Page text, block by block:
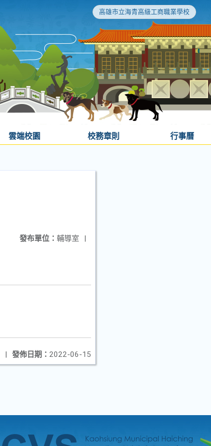
高雄市立海青高級工商職業學校
雲端校園 校務章則 行事曆
發布單位： 輔導室 |
發佈日期： 2022-06-15
|